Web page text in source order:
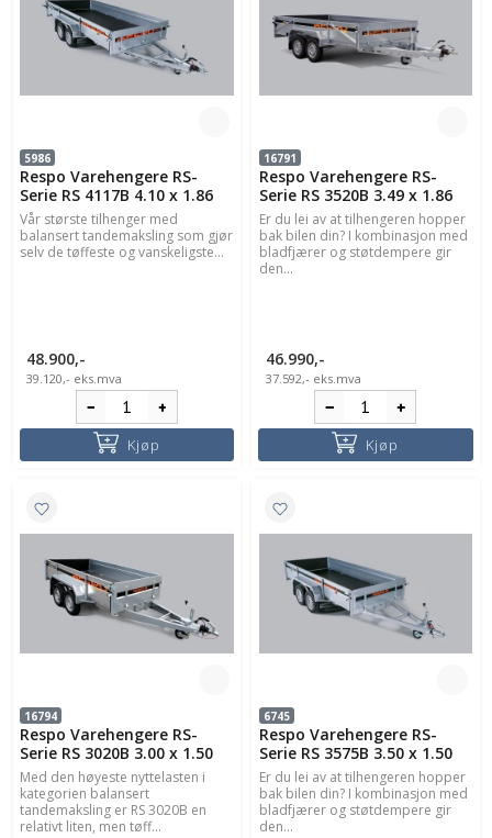
5986
Respo Varehengere RS-
Serie RS 4117B 4.10 x 1.86
Vår største tilhenger med
balansert tandemaksling som gjør
selv de tøffeste og vanskeligste...
48.900,-
39.120,- eks.mva
Kjøp
16791
Respo Varehengere RS-
Serie RS 3520B 3.49 x 1.86
Er du lei av at tilhengeren hopper
bak bilen din? I kombinasjon med
bladfjærer og støtdempere gir
den...
46.990,-
37.592,- eks.mva
Kjøp
16794
Respo Varehengere RS-
Serie RS 3020B 3.00 x 1.50
Med den høyeste nyttelasten i
kategorien balansert
tandemaksling er RS 3020B en
relativt liten, men tøff...
6745
Respo Varehengere RS-
Serie RS 3575B 3.50 x 1.50
Er du lei av at tilhengeren hopper
bak bilen din? I kombinasjon med
bladfjærer og støtdempere gir
den...